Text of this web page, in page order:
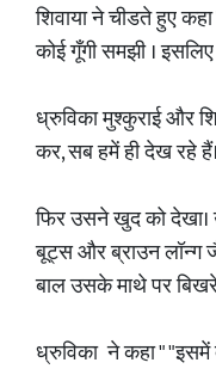
शिवाया ने चीडते हुए
कोई गूँगी समझी ।
ध्रुविका मुश्कुराई और
कर, सब हमें ही देख रहे
फिर उसने खुद को
बूट्स और ब्राउन
बाल उसके माथे पर
ध्रुविका ने कहा " "इसमें